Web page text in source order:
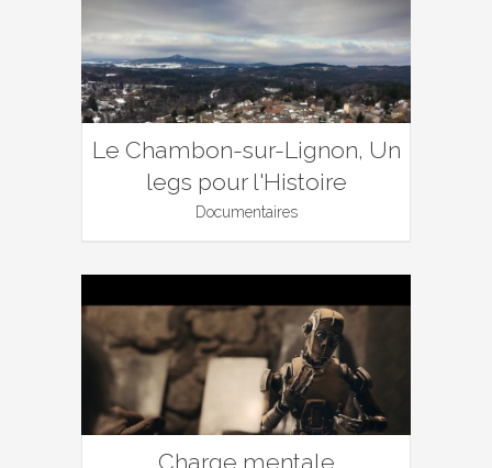
Le Chambon-sur-Lignon, Un
legs pour l'Histoire
Documentaires
Charge mentale